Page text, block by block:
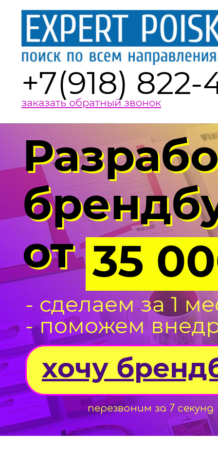
+7(918)
заказать обратный звонок
от 35
- сделаем за 1
- поможем
хочу
перезвоним за 7 секунд